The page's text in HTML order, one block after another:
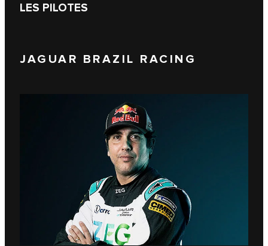
LES PILOTES
JAGUAR BRAZIL RACING